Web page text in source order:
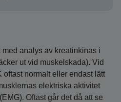
analys av kreatinkinas i
ut vid muskelskada). Vid
normalt eller endast lätt
elektriska aktivitet
Oftast går det då att se